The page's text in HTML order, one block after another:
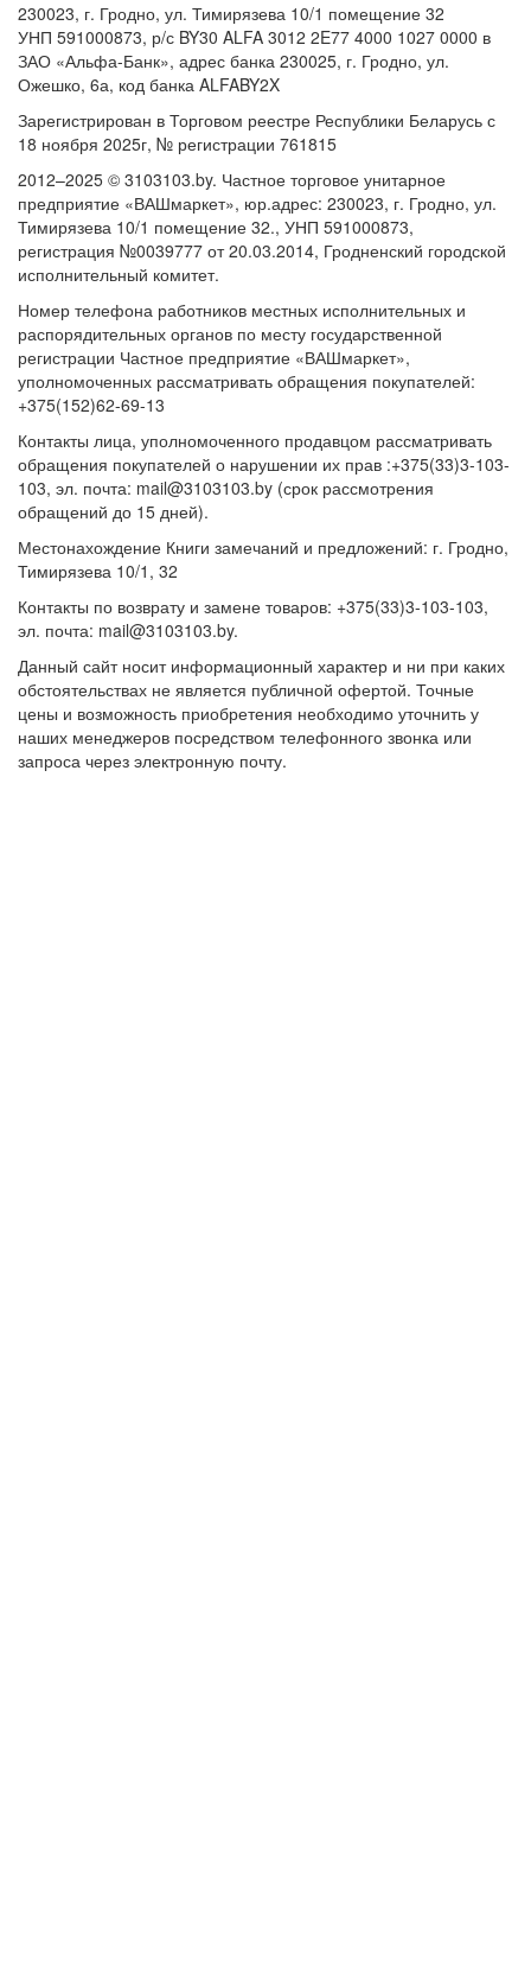
230023, г. Гродно, ул. Тимирязева 10/1 помещение 32
УНП 591000873, р/с BY30 ALFA 3012 2E77 4000 1027 0000 в
ЗАО «Альфа-Банк», адрес банка 230025, г. Гродно, ул.
Ожешко, 6а, код банка ALFABY2X
Зарегистрирован в Торговом реестре Республики Беларусь с
18 ноября 2025г, № регистрации 761815
2012–2025 © 3103103.by. Частное торговое унитарное
предприятие «ВАШмаркет», юр.адрес: 230023, г. Гродно, ул.
Тимирязева 10/1 помещение 32., УНП 591000873,
регистрация №0039777 от 20.03.2014, Гродненский городской
исполнительный комитет.
Номер телефона работников местных исполнительных и
распорядительных органов по месту государственной
регистрации Частное предприятие «ВАШмаркет»,
уполномоченных рассматривать обращения покупателей:
+375(152)62-69-13
Контакты лица, уполномоченного продавцом рассматривать
обращения покупателей о нарушении их прав :+375(33)3-103-
103, эл. почта: mail@3103103.by (срок рассмотрения
обращений до 15 дней).
Местонахождение Книги замечаний и предложений: г. Гродно,
Тимирязева 10/1, 32
Контакты по возврату и замене товаров: +375(33)3-103-103,
эл. почта: mail@3103103.by.
Данный сайт носит информационный характер и ни при каких
обстоятельствах не является публичной офертой. Точные
цены и возможность приобретения необходимо уточнить у
наших менеджеров посредством телефонного звонка или
запроса через электронную почту.